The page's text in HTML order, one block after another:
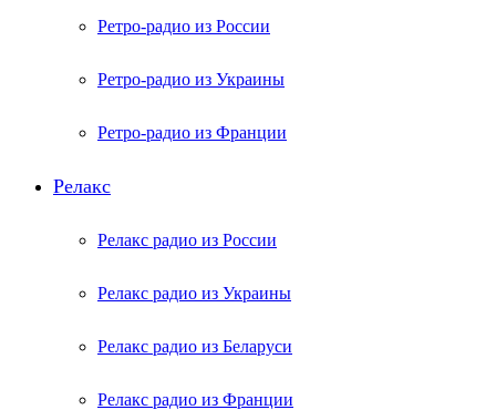
Ретро-радио из России
Ретро-радио из Украины
Ретро-радио из Франции
Релакс
Релакс радио из России
Релакс радио из Украины
Релакс радио из Беларуси
Релакс радио из Франции